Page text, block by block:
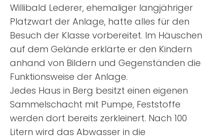
Willibald Lederer, ehemaliger langjähriger
Platzwart der Anlage, hatte alles für den
Besuch der Klasse vorbereitet. Im Häuschen
auf dem Gelände erklärte er den Kindern
anhand von Bildern und Gegenständen die
Funktionsweise der Anlage.
Jedes Haus in Berg besitzt einen eigenen
Sammelschacht mit Pumpe, Feststoffe
werden dort bereits zerkleinert. Nach 100
Litern wird das Abwasser in die